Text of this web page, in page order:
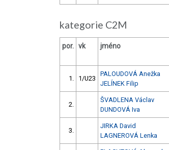
kategorie C2M
por. vk jméno
1. 1/U23
PALOUDOVÁ Anežka
JELÍNEK Filip
2.
ŠVADLENA Václav
DUNDOVÁ Iva
3.
JIRKA David
LAGNEROVÁ Lenka